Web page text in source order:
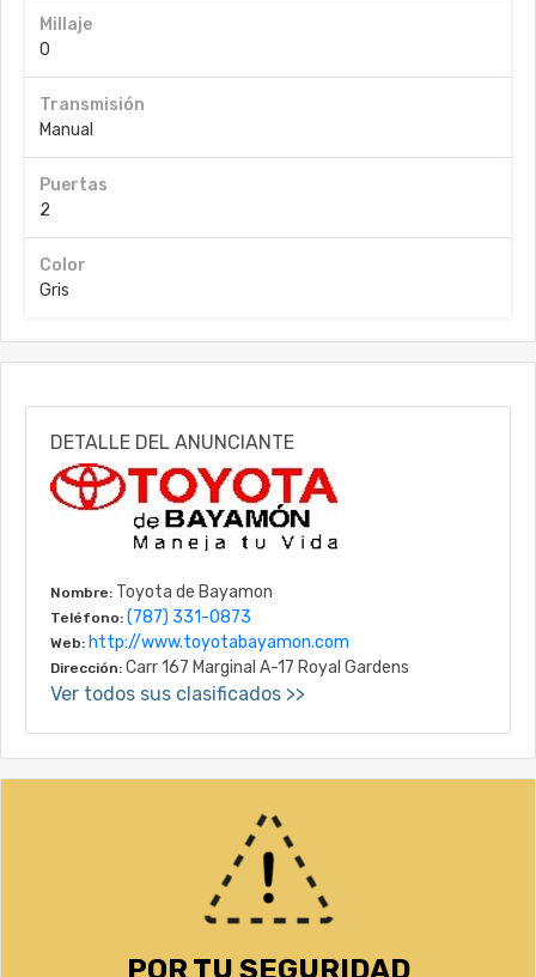
Millaje
0
Transmisión
Manual
Puertas
2
Color
Gris
DETALLE DEL ANUNCIANTE
Nombre: Toyota de Bayamon
Teléfono: (787) 331-0873
Web: http://www.toyotabayamon.com
Dirección: Carr 167 Marginal A-17 Royal Gardens
Ver todos sus clasificados >>